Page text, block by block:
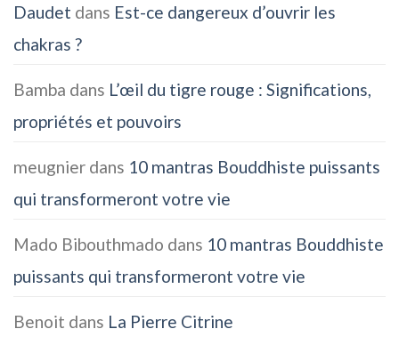
Daudet dans Est-ce dangereux d’ouvrir les
chakras ?
Bamba dans L’œil du tigre rouge : Significations,
propriétés et pouvoirs
meugnier dans 10 mantras Bouddhiste puissants
qui transformeront votre vie
Mado Bibouthmado dans 10 mantras Bouddhiste
puissants qui transformeront votre vie
Benoit dans La Pierre Citrine